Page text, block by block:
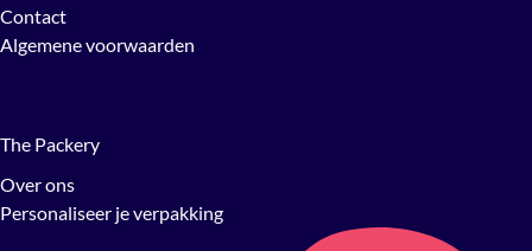
Contact
Algemene voorwaarden
The Packery
Over ons
Personaliseer je verpakking